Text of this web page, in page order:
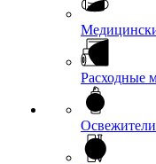
Расходные